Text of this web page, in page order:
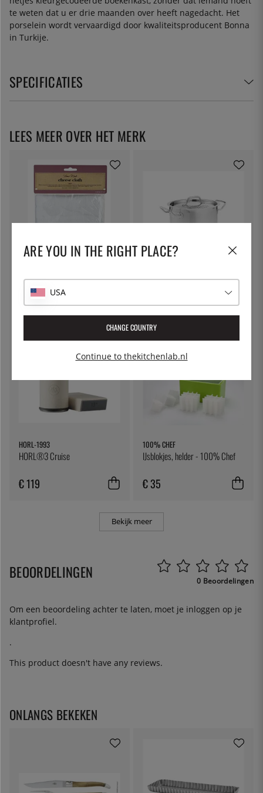
te weten dat u er drie maanden over heeft nagedacht. Het
porselein wordt vervaardigd door kwaliteitsproducent Bonna
in Turkije.
SPECIFICATIES
Kaasdoek, filterdoek - Kitchen
Craft
€ 7
Pastapot met afsluitbare deksel,
€ 53
HORL-1993
HORL®3 Cruise
€ 119
100% CHEF
IJsblokjes, helder - 100% Chef
€ 35
Bekijk meer
LEES MEER OVER HET MERK
BEOORDELINGEN 0 Beoordelingen
Om een beoordeling achter te laten, moet je inloggen op je
klantprofiel.
.
This product doesn't have any reviews.
ONLANGS BEKEKEN
ARE YOU IN THE RIGHT PLACE?
USA
CHANGE COUNTRY
Continue to thekitchenlab.nl